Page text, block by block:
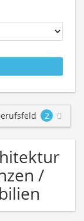
2
/